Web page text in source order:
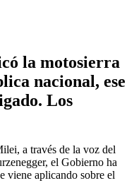
la motosierra
nacional, ese
Los
a través de la voz del
el Gobierno ha
viene aplicando sobre el